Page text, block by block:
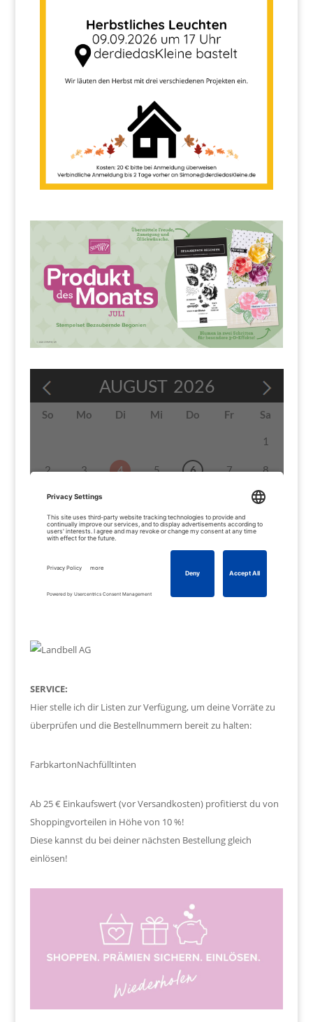
SERVICE:
Hier stelle ich dir Listen zur Verfügung, um deine Vorräte zu
überprüfen und die Bestellnummern bereit zu halten:
FarbkartonNachfülltinten
Ab 25 € Einkaufswert (vor Versandkosten) profitierst du von
Shoppingvorteilen in Höhe von 10 %!
Diese kannst du bei deiner nächsten Bestellung gleich
einlösen!